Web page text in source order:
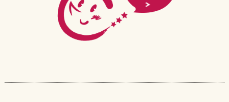
2022年11月
2022年10月
2022年9月
2022年7月
2022年4月
2022年3月
2020年12月
2020年9月